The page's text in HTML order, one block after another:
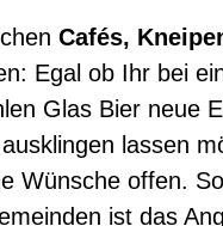
Cafés,
Egal ob Ihr bei
Glas Bier neue
lassen
Wünsche offen.
ist das